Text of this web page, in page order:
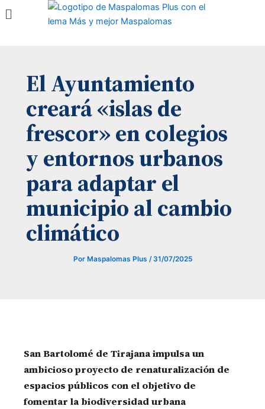
Menú
El Ayuntamiento
creará «islas de
frescor» en colegios
y entornos urbanos
para adaptar el
municipio al cambio
climático
Por Maspalomas Plus / 31/07/2025
San Bartolomé de Tirajana impulsa un
ambicioso proyecto de renaturalización de
espacios públicos con el objetivo de
fomentar la biodiversidad urbana